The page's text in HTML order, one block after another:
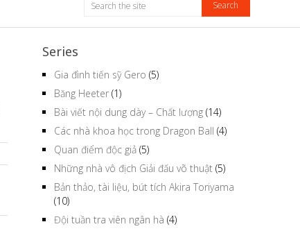
Series
Gia đình tiến sỹ Gero (5)
Băng Heeter (1)
Bài viết nội dung dày – Chất lượng (14)
Các nhà khoa học trong Dragon Ball (4)
Quan điểm độc giả (5)
Những nhà vô địch Giải đấu võ thuật (5)
Bản thảo, tài liệu, bút tích Akira Toriyama
(10)
Đội tuần tra viên ngân hà (4)